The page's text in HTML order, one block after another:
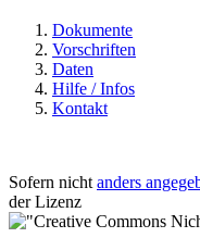
Dokumente
Vorschriften
Daten
Hilfe / Infos
Kontakt
Sofern nichtanders
der Lizenz